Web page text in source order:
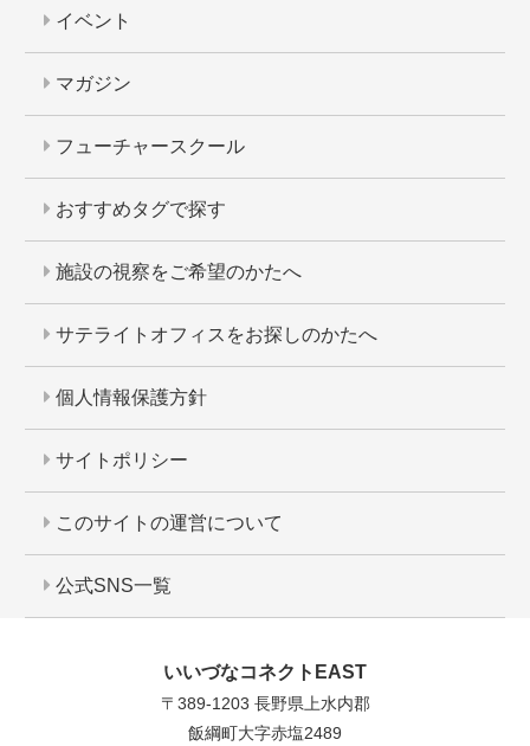
イベント
マガジン
フューチャースクール
おすすめタグで探す
施設の視察をご希望のかたへ
サテライトオフィスをお探しのかたへ
個人情報保護方針
サイトポリシー
このサイトの運営について
公式SNS一覧
いいづなコネクトEAST
〒389-1203 長野県上水内郡
飯綱町大字赤塩2489